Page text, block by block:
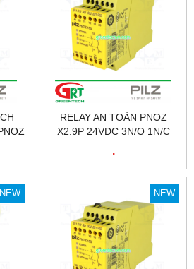
RELAY AN TOÀN PNOZ
X2.9P 24VDC 3N/O 1N/C
.
NEW NEW